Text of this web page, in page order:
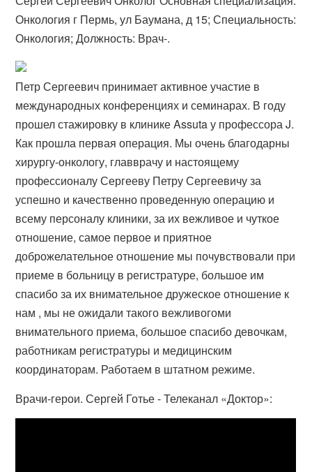
Онкология г Пермь, ул Баумана, д 15; Специальность:
Онкология; Должность: Врач-.
Петр Сергеевич принимает активное участие в
международных конференциях и семинарах. В году
прошел стажировку в клинике Assuta у профессора J.
Как прошла первая операция. Мы очень благодарны
хирургу-онкологу, главврачу и настоящему
профессионалу Сергееву Петру Сергеевичу за
успешно и качественно проведенную операцию и
всему персоналу клиники, за их вежливое и чуткое
отношение, самое первое и приятное
доброжелательное отношение мы почувствовали при
приеме в больницу в регистратуре, большое им
спасибо за их внимательное дружеское отношение к
нам , мы не ожидали такого вежливогоми
внимательного приема, большое спасибо девочкам,
работникам регистратуры и медицинским
координаторам. Работаем в штатном режиме.
Врачи-герои. Сергей Готье - Телеканал «Доктор»: